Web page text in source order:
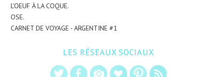
L’OEUF À LA COQUE.
OSE.
CARNET DE VOYAGE - ARGENTINE #1
LES RÉSEAUX SOCIAUX